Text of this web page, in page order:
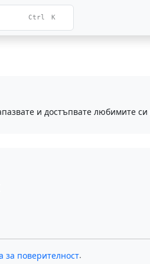
Ctrl K
за поверителност.